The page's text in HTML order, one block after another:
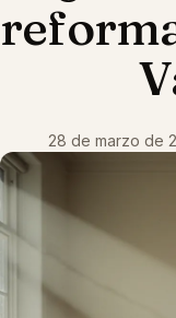
28 de marzo de